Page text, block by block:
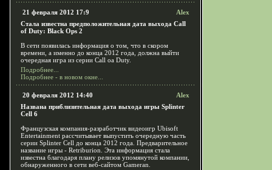
21 февраля 2012 17:9
Alex
Стала известна предположительная дата выхода Call
of Duty: Black Ops 2
В сети появилась информация о том, что в скором
времени, а именно до конца 2012 года, должна выйти
очередная игра из серии Call oа Duty.
Подробнее...
Подробнее - в новом окне...
20 февраля 2012 14:40
Alex
Названа приблизительная дата выхода игры Splinter
Cell 6
Французская компания-разработчик видеоигр Ubisoft
Entertainment рассчитывает выпустить очередную часть
серии Splinter Cell до конца 2012 года. Предварительное
название игры - Retriburion. Эта информация стала
известна благодаря плану релизов упомянутой компании,
обнаруженного в сети веб-сайтом Gameran.